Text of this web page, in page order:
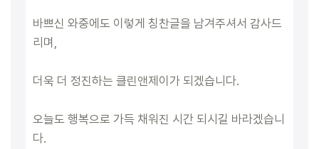
바쁘신 와중에도 이렇게 칭찬글을 남겨주셔서 감사드
리며,
더욱 더 정진하는 클린앤제이가 되겠습니다.
오늘도 행복으로 가득 채워진 시간 되시길 바라겠습니
다.